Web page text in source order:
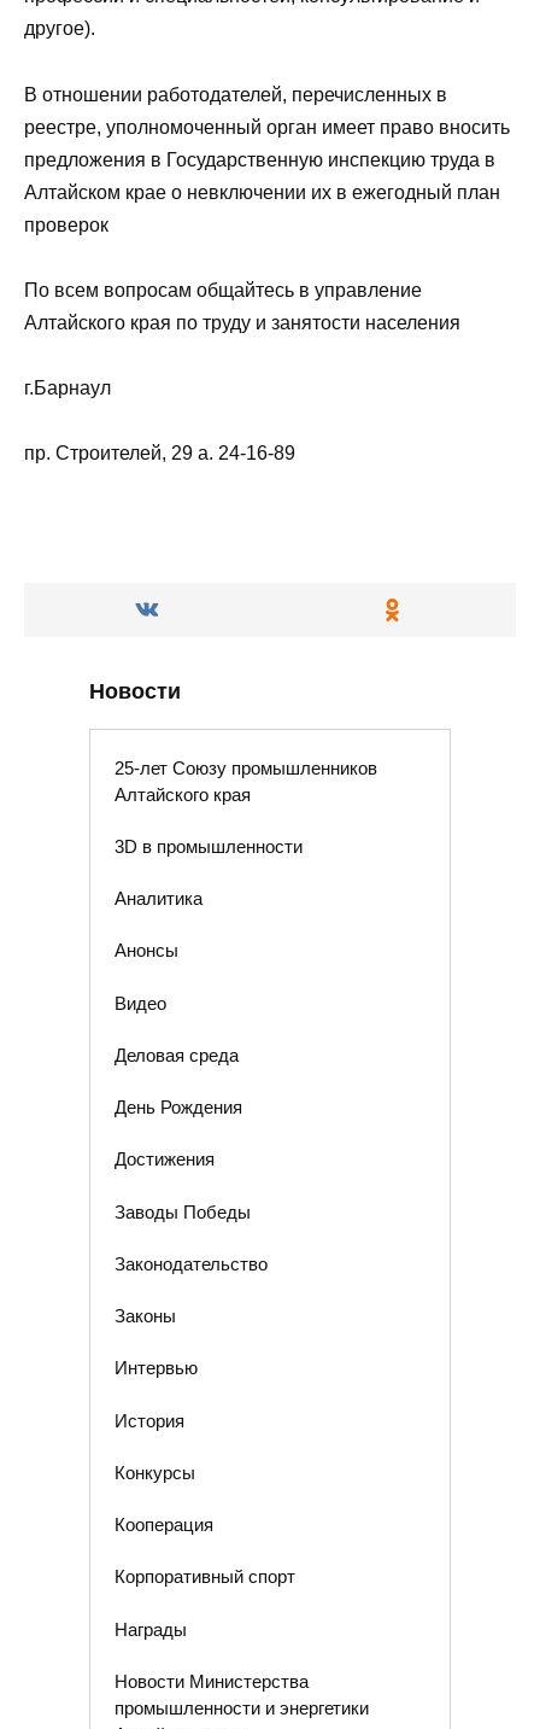
другое).
В отношении работодателей, перечисленных в
реестре, уполномоченный орган имеет право вносить
предложения в Государственную инспекцию труда в
Алтайском крае о невключении их в ежегодный план
проверок
По всем вопросам общайтесь в управление
Алтайского края по труду и занятости населения
г.Барнаул
пр. Строителей, 29 а. 24-16-89
Новости
25-лет Союзу промышленников
Алтайского края
3D в промышленности
Аналитика
Анонсы
Видео
Деловая среда
День Рождения
Достижения
Заводы Победы
Законодательство
Законы
Интервью
История
Конкурсы
Кооперация
Корпоративный спорт
Награды
Новости Министерства
промышленности и энергетики